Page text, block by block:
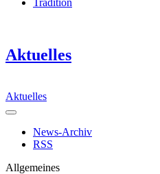
Tradition
Aktuelles
Aktuelles
News-Archiv
RSS
Allgemeines